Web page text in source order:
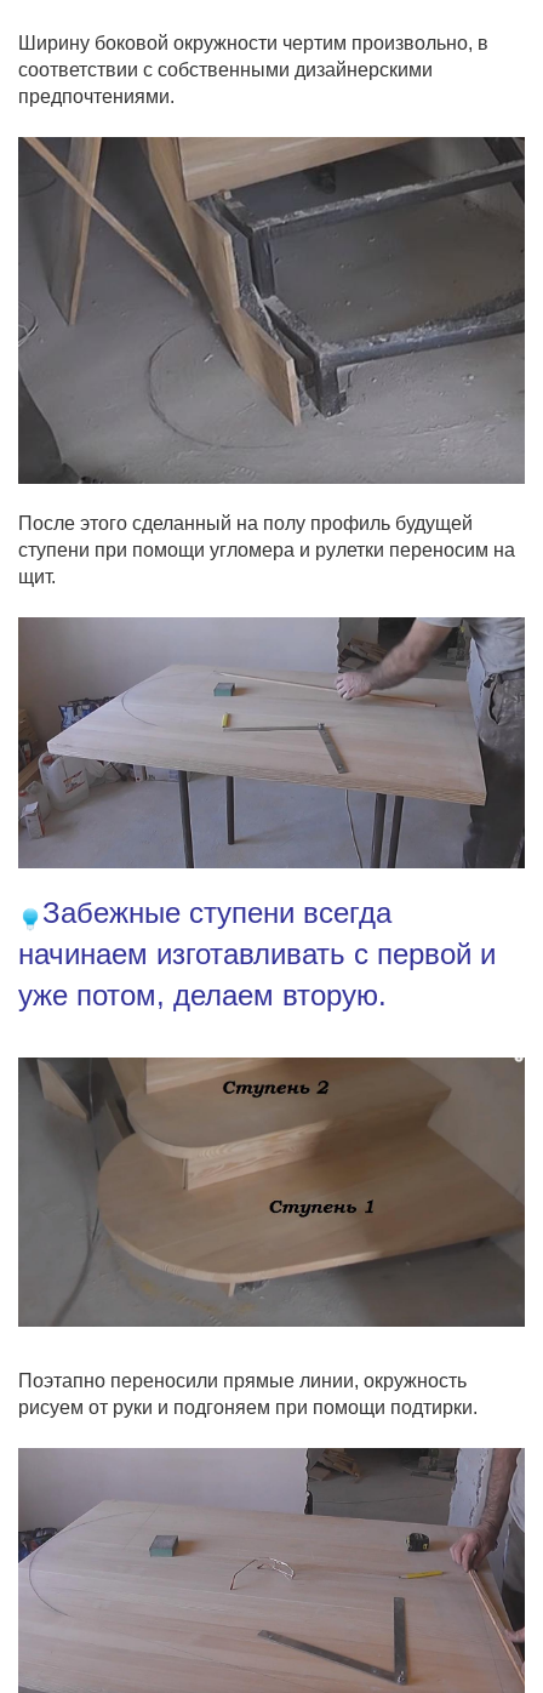
Ширину боковой окружности чертим произвольно, в
соответствии с собственными дизайнерскими
предпочтениями.
После этого сделанный на полу профиль будущей
ступени при помощи угломера и рулетки переносим на
щит.
Забежные ступени всегда
начинаем изготавливать с первой и
уже потом, делаем вторую.
Поэтапно переносили прямые линии, окружность
рисуем от руки и подгоняем при помощи подтирки.